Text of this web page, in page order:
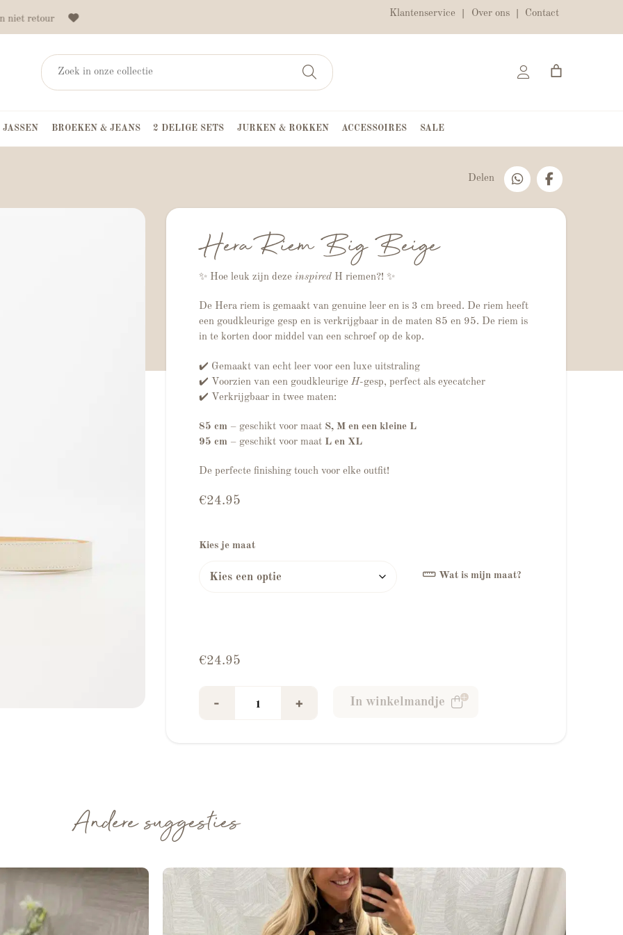
niet retour
Klantenservice Over ons Contact
BROEKEN & JEANS 2 DELIGE SETS JURKEN & ROKKEN ACCESSOIRES SALE
Delen
Hera Riem Big Beige
✨ Hoe leuk zijn deze inspiredH riemen?! ✨
De Hera riem is gemaakt van genuine leer en is 3 cm breed. De riem heeft
een goudkleurige gesp en is verkrijgbaar in de maten 85 en 95. De riem is
in te korten door middel van een schroef op de kop.
✔️ Gemaakt van echt leer voor een luxe uitstraling
✔️ Voorzien van een goudkleurige H-gesp, perfect als eyecatcher
✔️ Verkrijgbaar in twee maten:
85 cm– geschikt voor maat S, M en een kleine L
95 cm– geschikt voor maat L en XL
De perfecte finishing touch voor elke outfit!
€24.95
Kies je maat
Wat is mijn maat?
€24.95
- + In winkelmandje
Andere suggesties